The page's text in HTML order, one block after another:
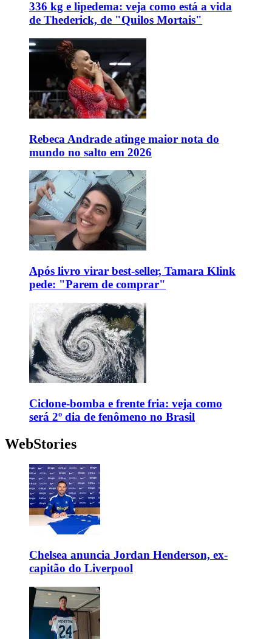
336 kg e lipedema: veja como está a vida
de Thederick, de "Quilos Mortais"
Rebeca Andrade atinge maior nota do
mundo no salto em 2026
Após livro virar best-seller, Tamara Klink
pede: "Parem de comprar"
Ciclone-bomba e frente fria: veja como
será 2º dia de fenômeno no Brasil
WebStories
Chelsea anuncia Jordan Henderson, ex-
capitão do Liverpool